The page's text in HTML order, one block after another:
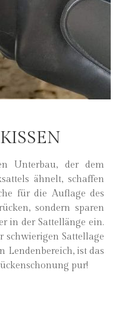
Unterbau, der dem
ähnelt, schaffen
für die Auflage des
sondern sparen
in der Sattellänge ein.
schwierigen Sattellage
Lendenbereich, ist das
pur!